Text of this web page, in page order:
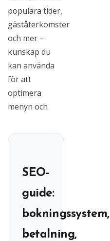
populära tider,
gäståterkomster
och mer –
kunskap du
kan använda
för att
optimera
menyn och
SEO-
guide:
bokningssystem,
betalning,